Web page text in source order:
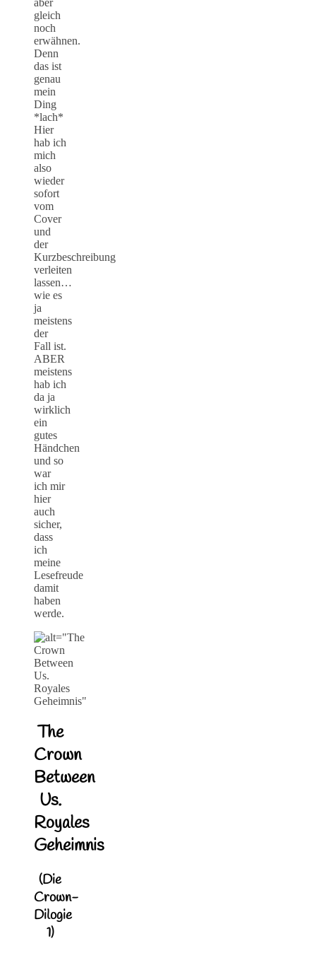
gleich
noch
erwähnen.
Denn
das ist
genau
mein
Ding
*lach*
Hier
hab ich
mich
also
wieder
sofort
vom
Cover
und
der
Kurzbeschreibung
verleiten
lassen…
wie es
ja
meistens
der
Fall ist.
ABER
meistens
hab ich
da ja
wirklich
ein
gutes
Händchen
und so
war
ich mir
hier
auch
sicher,
dass
ich
meine
Lesefreude
damit
haben
werde.
The
Crown
Between
Us.
Royales
Geheimnis
(Die
Crown-
Dilogie
1)